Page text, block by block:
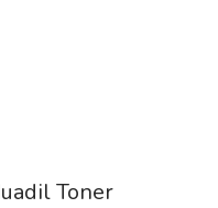
Toner